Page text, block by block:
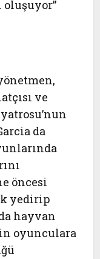
oluşuyor”
ve
da
öncesi
yedirip
hayvan
oyunculara